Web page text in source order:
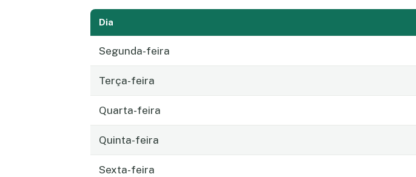
Dia
Segunda-feira
Terça-feira
Quarta-feira
Quinta-feira
Sexta-feira